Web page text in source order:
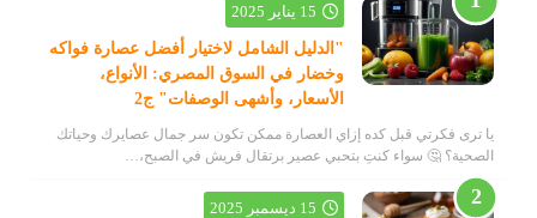
15 يناير 2025
"الدليل الشامل لاختيار أفضل عصارة فواكه
وخضار في السوق المصري: الأنواع،
الأسعار، وأشهى الوصفات" ج2
يا ترى فكرتي قبل كده إزاي العصارة ممكن تكون سر جمال عصايرك وحياتك
الصحية؟ 🤔 سواء كنتِ بتحبي عصير برتقال فريش في الصبح،…
15 ديسمبر 2025